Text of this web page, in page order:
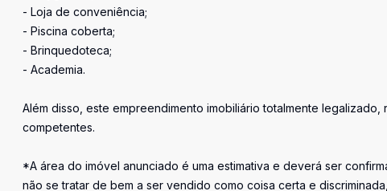
- Loja de conveniência;
- Piscina coberta;
- Brinquedoteca;
- Academia.
Além disso, este empreendimento imobiliário totalmente
competentes.
*A área do imóvel anunciado é uma estimativa e deverá ser
não se tratar de bem a ser vendido como coisa certa e